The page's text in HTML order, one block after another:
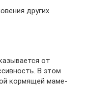
других
от
В этом
кормящей маме-